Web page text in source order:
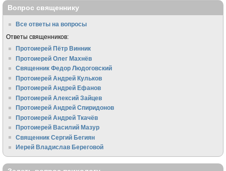
Вопрос священнику
Все ответы на вопросы
Ответы священников:
Протоиерей Пётр Винник
Протоиерей Олег Махнёв
Священник Федор Людоговский
Протоиерей Андрей Кульков
Протоиерей Андрей Ефанов
Протоиерей Алексий Зайцев
Протоиерей Андрей Спиридонов
Протоиерей Андрей Ткачёв
Протоиерей Василий Мазур
Священник Сергий Бегиян
Иерей Владислав Береговой